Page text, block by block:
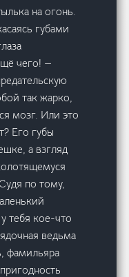
на огонь.
губами
чего! —
так жарко,
мозг. Или это
Его губы
а взгляд
по тому,
тебя кое-что
ведьма
фамильяра